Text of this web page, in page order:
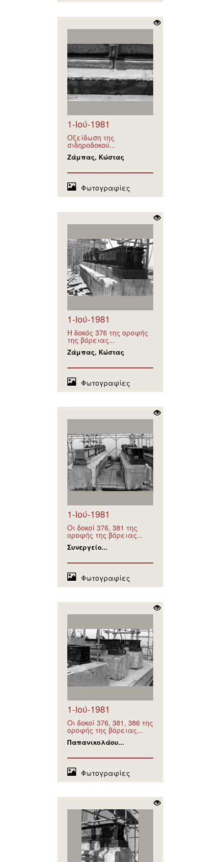
1-Ιού-1981
Οξείδωση της
σιδηροδοκού...
Ζάμπας, Κώστας
Φωτογραφίες
1-Ιού-1981
Η δοκός 376 της οροφής
της βόρειας...
Ζάμπας, Κώστας
Φωτογραφίες
1-Ιού-1981
Οι δοκοί 376, 381 της
οροφής της βόρειας...
Συνεργείο...
Φωτογραφίες
1-Ιού-1981
Οι δοκοί 376, 381, 386 της
οροφής της βόρειας...
Παπανικολάου...
Φωτογραφίες